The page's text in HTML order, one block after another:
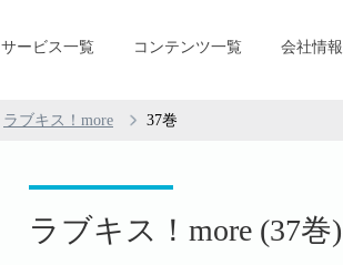
サービス一覧 コンテンツ一覧 会社情報
ラブキス！more 37巻
ラブキス！more (37巻)